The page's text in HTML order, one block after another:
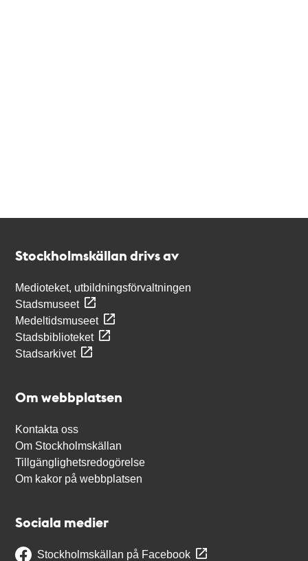
Stockholmskällan drivs av
Medioteket, utbildningsförvaltningen
Stadsmuseet
Medeltidsmuseet
Stadsbiblioteket
Stadsarkivet
Om webbplatsen
Kontakta oss
Om Stockholmskällan
Tillgänglighetsredogörelse
Om kakor på webbplatsen
Sociala medier
Stockholmskällan på Facebook